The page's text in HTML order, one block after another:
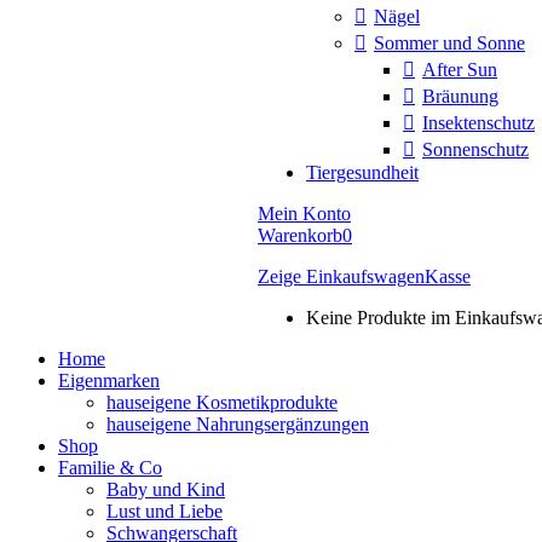
Nägel
Sommer und Sonne
After Sun
Bräunung
Insektenschutz
Sonnenschutz
Tiergesundheit
Mein Konto
Warenkorb0
Zeige EinkaufswagenKasse
Keine Produkte im
Home
Eigenmarken
hauseigene Kosmetikprodukte
hauseigene Nahrungsergänzungen
Shop
Familie & Co
Baby und Kind
Lust und Liebe
Schwangerschaft